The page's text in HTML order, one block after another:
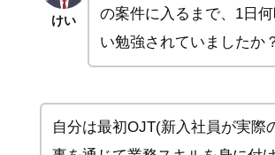
けい
の案件に入るまで、1日
い勉強されていましたか
自分は最初OJT(新入社員が実際